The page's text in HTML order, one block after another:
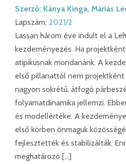
Szerző: Kánya Kinga, Máriás
Lapszám: 2021/2
Lassan három éve indult el a
kezdeményezés. Ha
atipikusnak mondanánk. A
első pillanattól nem
nagyon sokrétű, átfogó
folyamatdinamika jellemzi.
és modellértéke. A
első körben önmaguk
fejlesztették és stabilizálták.
meghatározó […]